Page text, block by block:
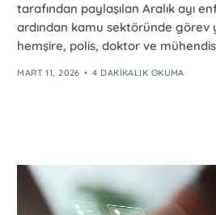
tarafından paylaşılan Aralık ayı
ardından kamu sektöründe
hemşire, polis, doktor ve
MART 11, 2026 4 DAKIKALIK OKUMA